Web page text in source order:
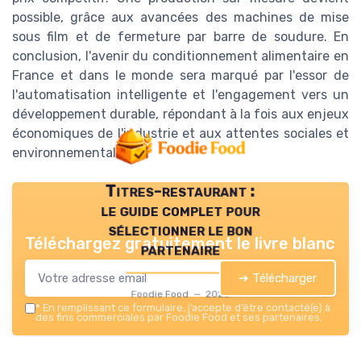
possible, grâce aux avancées des machines de mise
sous film et de fermeture par barre de soudure. En
conclusion, l'avenir du conditionnement alimentaire en
France et dans le monde sera marqué par l'essor de
l'automatisation intelligente et l'engagement vers un
développement durable, répondant à la fois aux enjeux
économiques de l'industrie et aux attentes sociales et
environnementales.
Titres-restaurant :
le guide complet pour
sélectionner le bon
partenaire
Foodie Food — 2026
Téléchargez gratuitement le livre blanc
➔ Télécharger
* En remplissant ce formulaire, j’accepte d’être contacté(e) à
des fins commerciales par Foodie Food et ses partenaires.